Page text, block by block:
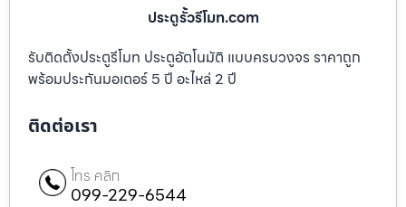
ประตูรั้วรีโมท.com
รับติดตั้งประตูรีโมท ประตูอัตโนมัติ แบบครบวงจร ราคาถูก
พร้อมประกันมอเตอร์ 5 ปี อะไหล่ 2 ปี
ติดต่อเรา
โทร คลิก
099-229-6544